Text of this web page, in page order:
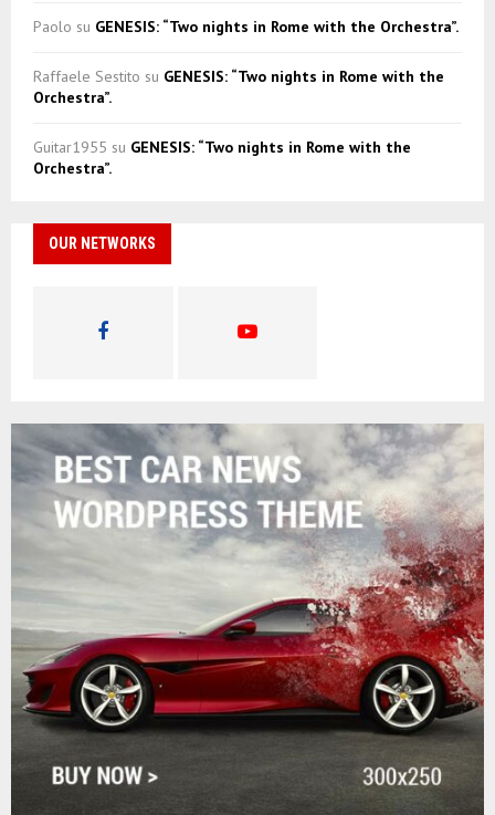
Paolo su GENESIS: “Two nights in Rome with the Orchestra”.
Raffaele Sestito su GENESIS: “Two nights in Rome with the
Orchestra”.
Guitar1955 su GENESIS: “Two nights in Rome with the
Orchestra”.
OUR NETWORKS